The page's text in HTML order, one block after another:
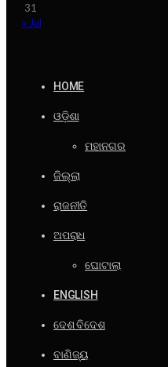
31
« Jul
HOME
ଓଡ଼ିଶା
ମହାନଗର
ଜିଲ୍ଲା
ରାଜନୀତି
ଅପରାଧ
ଘୋଟାଲା
ENGLISH
ଦେଶ ବିଦେଶ
ବାଣିଜ୍ୟ